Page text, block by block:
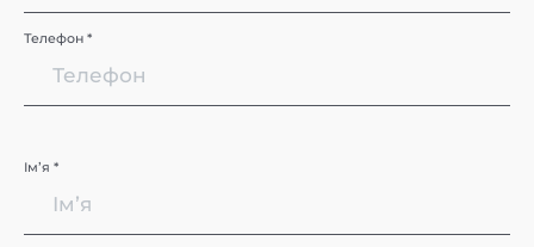
Телефон *
Імʼя *